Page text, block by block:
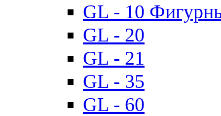
GL - 10
GL - 20
GL - 21
GL - 35
GL - 60